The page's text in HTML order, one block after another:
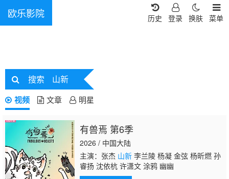
欧乐影院 菜单
换肤
登录
历史
搜索 山新
视频 文章 明星
有兽焉 第6季
2026 / 中国大陆
主演：张杰 山新李兰陵 杨凝 金弦 杨昕燃 孙
睿扬 沈依杭 许潇文 涂鸦 幽幽